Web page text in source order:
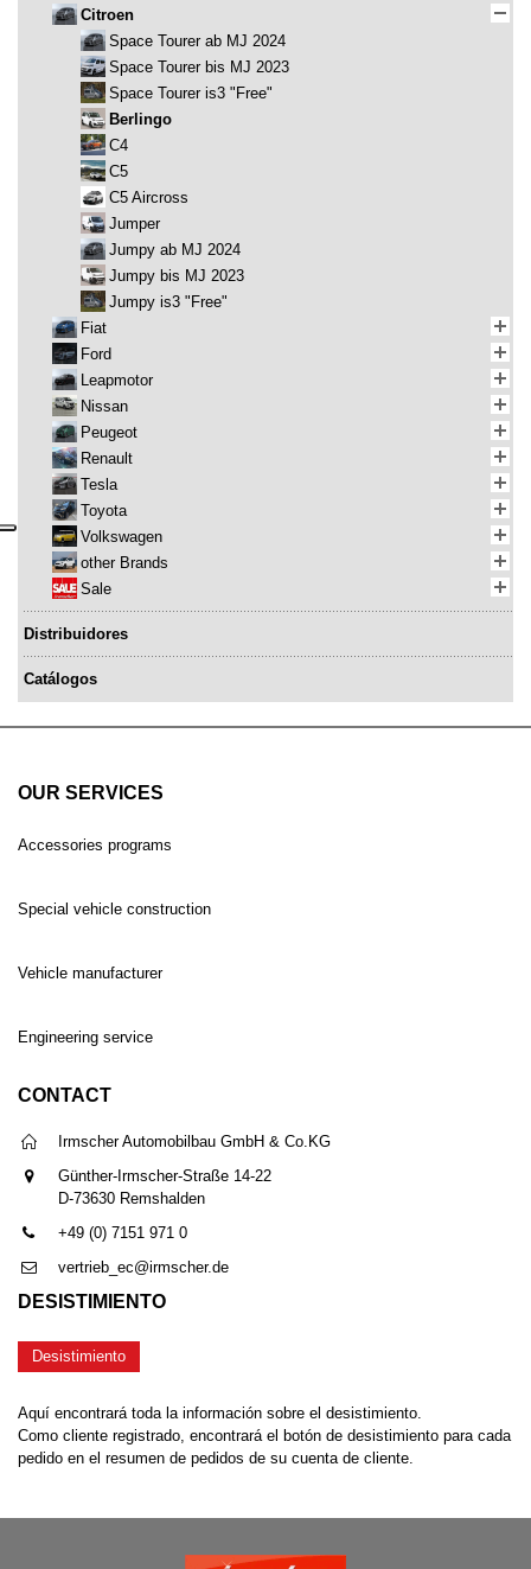
Citroen
Space Tourer ab MJ 2024
Space Tourer bis MJ 2023
Space Tourer is3 "Free"
Berlingo
C4
C5
C5 Aircross
Jumper
Jumpy ab MJ 2024
Jumpy bis MJ 2023
Jumpy is3 "Free"
Fiat
Ford
Leapmotor
Nissan
Peugeot
Renault
Tesla
Toyota
Volkswagen
other Brands
Sale
Distribuidores
Catálogos
OUR SERVICES
Accessories programs
Special vehicle construction
Vehicle manufacturer
Engineering service
CONTACT
Irmscher Automobilbau GmbH & Co.KG
Günther-Irmscher-Straße 14-22
D-73630 Remshalden
+49 (0) 7151 971 0
vertrieb_ec@irmscher.de
DESISTIMIENTO
Desistimiento
Aquí encontrará toda la información sobre el desistimiento.
Como cliente registrado, encontrará el botón de desistimiento para cada
pedido en el resumen de pedidos de su cuenta de cliente.